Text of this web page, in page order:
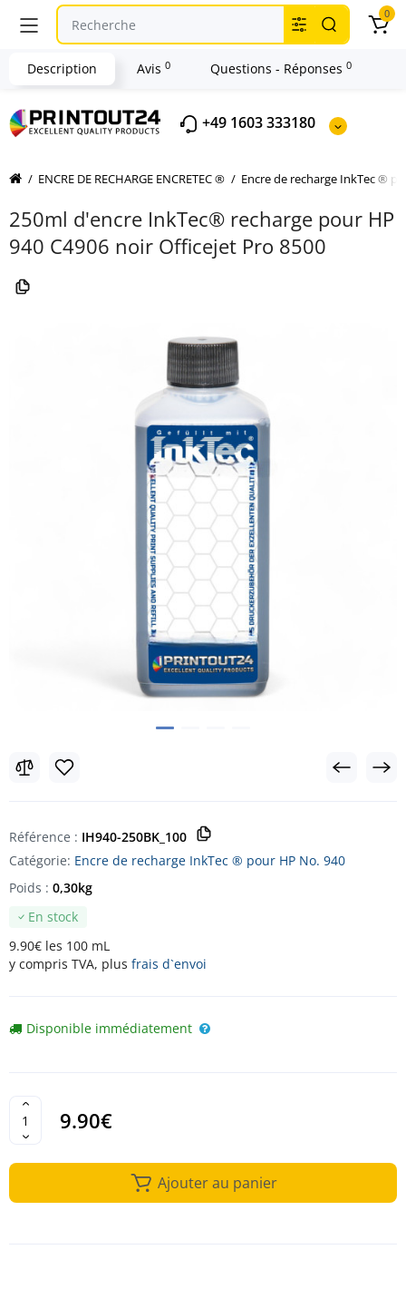
+49 1603 333180
0
ENCRE DE RECHARGE ENCRETEC ® Encre de recharge InkTec ®
250ml d'encre InkTec® recharge pour HP
940 C4906 noir Officejet Pro 8500
Référence : IH940-250BK_100
Catégorie: Encre de recharge InkTec ® pour HP No. 940
En stock
9.90€ les 100 mL
y compris TVA, plus frais d`envoi
Poids : 0,30kg
Disponible immédiatement
9.90€
Ajouter au panier
Description Avis 0 Questions - Réponses 0